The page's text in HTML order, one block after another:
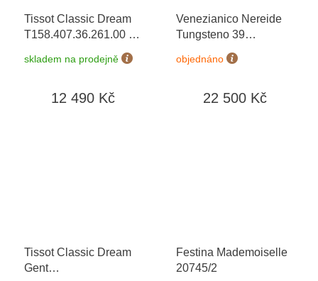
Tissot Classic Dream
T158.407.36.261.00 +
možnost výměny do 90
dní
skladem na prodejně
12 490 Kč
Venezianico Nereide
Tungsteno 39
objednáno
22 500 Kč
Tissot Classic Dream
Gent
Festina Mademoiselle
20745/2